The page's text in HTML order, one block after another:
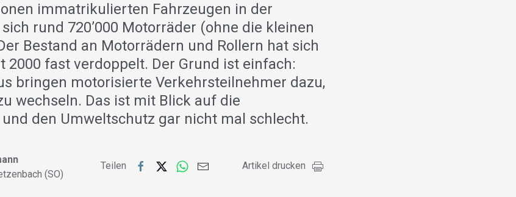
immatrikulierten Fahrzeugen in der
rund 720’000 Motorräder (ohne die kleinen
Bestand an Motorrädern und Rollern hat sich
2000 fast verdoppelt. Der Grund ist einfach:
bringen motorisierte Verkehrsteilnehmer dazu,
wechseln. Das ist mit Blick auf die
den Umweltschutz gar nicht mal schlecht.
(SO)
Teilen Artikel drucken